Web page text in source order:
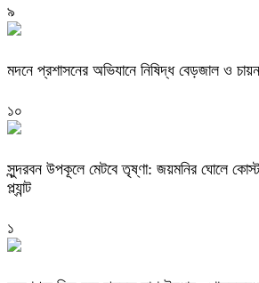
৯
মদনে প্রশাসনের অভিযানে নিষিদ্ধ বেড়জাল ও
১০
সুন্দরবন উপকূলে মেটবে তৃষ্ণা: জয়মনির ঘোলে
প্ল্যান্ট
১